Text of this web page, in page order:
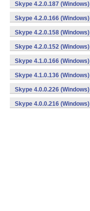
Skype 4.2.0.187 (Windows)
Skype 4.2.0.166 (Windows)
Skype 4.2.0.158 (Windows)
Skype 4.2.0.152 (Windows)
Skype 4.1.0.166 (Windows)
Skype 4.1.0.136 (Windows)
Skype 4.0.0.226 (Windows)
Skype 4.0.0.216 (Windows)